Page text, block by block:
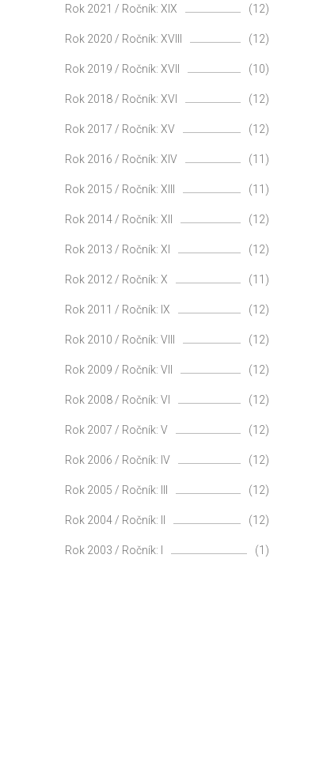
Rok 2021 / Ročník: XIX (12)
Rok 2020 / Ročník: XVIII (12)
Rok 2019 / Ročník: XVII (10)
Rok 2018 / Ročník: XVI (12)
Rok 2017 / Ročník: XV (12)
Rok 2016 / Ročník: XIV (11)
Rok 2015 / Ročník: XIII (11)
Rok 2014 / Ročník: XII (12)
Rok 2013 / Ročník: XI (12)
Rok 2012 / Ročník: X (11)
Rok 2011 / Ročník: IX (12)
Rok 2010 / Ročník: VIII (12)
Rok 2009 / Ročník: VII (12)
Rok 2008 / Ročník: VI (12)
Rok 2007 / Ročník: V (12)
Rok 2006 / Ročník: IV (12)
Rok 2005 / Ročník: III (12)
Rok 2004 / Ročník: II (12)
Rok 2003 / Ročník: I (1)